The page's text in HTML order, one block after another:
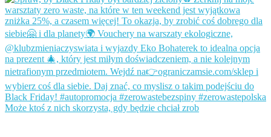
Może ktoś z nich skorzysta, gdy będzie chciał zrob